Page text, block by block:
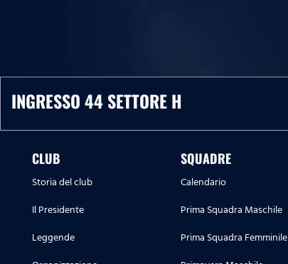
INGRESSO 44 SETTORE H
CLUB
Storia del club
Il Presidente
Leggende
SQUADRE
Calendario
Prima Squadra Maschile
Prima Squadra Femminile